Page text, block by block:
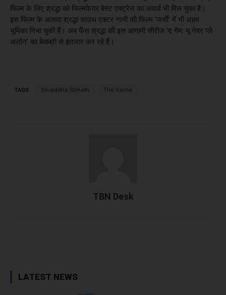
फिल्म के लिए श्रद्धा को फिल्मफेयर बेस्ट एक्ट्रेस का अवार्ड भी मिल चुका है।
इस फिल्म के अलावा श्रद्धा साउथ एक्टर नानी की फिल्म 'जर्सी' में भी अहम
भूमिका निभा चुकी हैं। अब फैंस श्रद्धा की इस आगामी सीरीज 'द गेम: यू नेवर प्ले
अलोन' का बेसब्री से इंतजार कर रहे हैं।
TAGS Shraddha Srinath The Game
TBN Desk
LATEST NEWS